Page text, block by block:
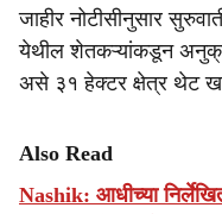
जाहीर नोटीसीनुसार
येथील शेतकऱ्यांकडून
असे ३१ हेक्टर क्षेत्र थेट
Also Read
Nashik: आधीच्या